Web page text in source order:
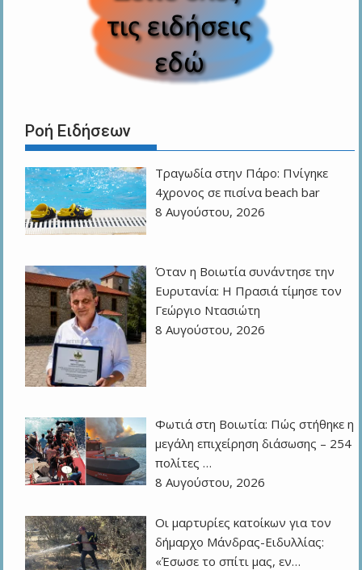
Ροή Ειδήσεων
Τραγωδία στην Πάρο: Πνίγηκε
4χρονος σε πισίνα beach bar
8 Αυγούστου, 2026
Όταν η Βοιωτία συνάντησε την
Ευρυτανία: Η Πρασιά τίμησε τον
Γεώργιο Ντασιώτη
8 Αυγούστου, 2026
Φωτιά στη Βοιωτία: Πώς στήθηκε η
μεγάλη επιχείρηση διάσωσης – 254
πολίτες …
8 Αυγούστου, 2026
Οι μαρτυρίες κατοίκων για τον
δήμαρχο Μάνδρας-Ειδυλλίας:
«Έσωσε το σπίτι μας, εν…